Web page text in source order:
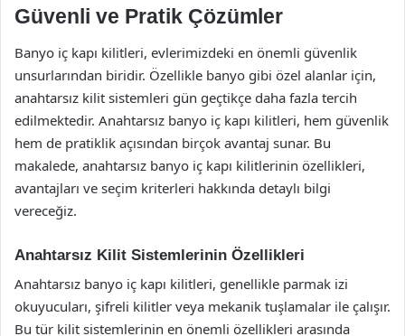
Güvenli ve Pratik Çözümler
Banyo iç kapı kilitleri, evlerimizdeki en önemli güvenlik
unsurlarından biridir. Özellikle banyo gibi özel alanlar için,
anahtarsız kilit sistemleri gün geçtikçe daha fazla tercih
edilmektedir. Anahtarsız banyo iç kapı kilitleri, hem güvenlik
hem de pratiklik açısından birçok avantaj sunar. Bu
makalede, anahtarsız banyo iç kapı kilitlerinin özellikleri,
avantajları ve seçim kriterleri hakkında detaylı bilgi
vereceğiz.
Anahtarsız Kilit Sistemlerinin Özellikleri
Anahtarsız banyo iç kapı kilitleri, genellikle parmak izi
okuyucuları, şifreli kilitler veya mekanik tuşlamalar ile çalışır.
Bu tür kilit sistemlerinin en önemli özellikleri arasında